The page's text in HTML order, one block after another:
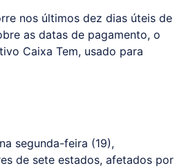
nos últimos dez dias úteis de
as datas de pagamento, o
Caixa Tem, usado para
segunda-feira (19),
de sete estados, afetados por